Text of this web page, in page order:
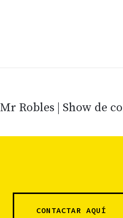
Mr Robles | Show de
CONTACTAR AQUÍ